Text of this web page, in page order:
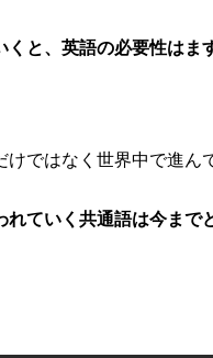
と、英語の必要性はま
ではなく世界中で進ん
れていく共通語は今まで